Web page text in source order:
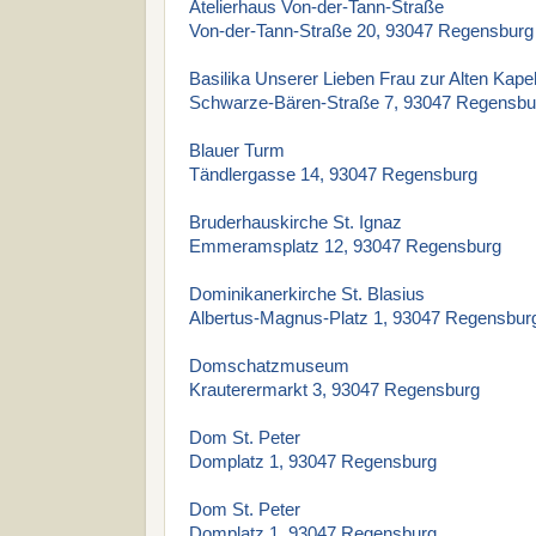
Atelierhaus Von-der-Tann-Straße
Von-der-Tann-Straße 20, 93047 Regensburg
Basilika Unserer Lieben Frau zur Alten
Schwarze-Bären-Straße 7, 93047
Blauer Turm
Tändlergasse 14, 93047 Regensburg
Bruderhauskirche St. Ignaz
Emmeramsplatz 12, 93047 Regensburg
Dominikanerkirche St. Blasius
Albertus-Magnus-Platz 1, 93047
Domschatzmuseum
Krauterermarkt 3, 93047 Regensburg
Dom St. Peter
Domplatz 1, 93047 Regensburg
Dom St. Peter